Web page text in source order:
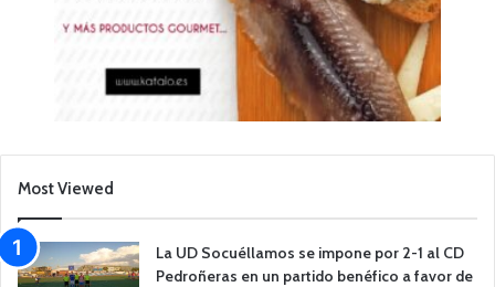
Most Viewed
La UD Socuéllamos se impone por 2-1 al CD
Pedroñeras en un partido benéfico a favor de